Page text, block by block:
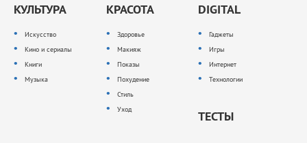
КУЛЬТУРА
Искусство
Кино и сериалы
Книги
Музыка
КРАСОТА
Здоровье
Макияж
Показы
Похудение
Стиль
Уход
DIGITAL
Гаджеты
Игры
Интернет
Технологии
ТЕСТЫ